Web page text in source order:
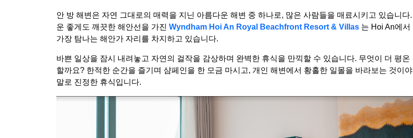
안 방 해변은 자연 그대로의 매력을 지닌 아름다운 해변 중 하나로, 많은 사람들을 매료시키고 있습니다.
운 좋게도 깨끗한 해안선을 가진 Wyndham Hoi An Royal Beachfront Resort & Villas 는 Hoi An에서
가장 탐나는 해안가 자리를 차지하고 있습니다.
바쁜 일상을 잠시 내려놓고 자연의 걸작을 감상하며 완벽한 휴식을 만끽할 수 있습니다. 무엇이 더 평온
할까요? 한적한 순간을 즐기며 샴페인을 한 모금 마시고, 개인 해변에서 황홀한 일몰을 바라보는 것이야
말로 진정한 휴식입니다.